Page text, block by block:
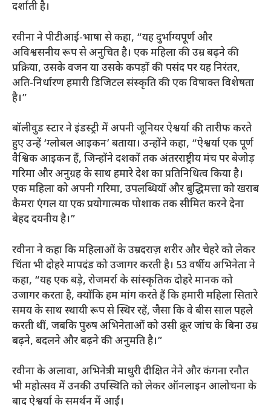
दर्शाती है।
रवीना ने पीटीआई-भाषा से कहा, “यह दुर्भाग्यपूर्ण और
अविश्वसनीय रूप से अनुचित है। एक महिला की उम्र बढ़ने की
प्रक्रिया, उसके वजन या उसके कपड़ों की पसंद पर यह निरंतर,
अति-निर्धारण हमारी डिजिटल संस्कृति की एक विषाक्त विशेषता
है।”
बॉलीवुड स्टार ने इंडस्ट्री में अपनी जूनियर ऐश्वर्या की तारीफ करते
हुए उन्हें ‘ग्लोबल आइकन’ बताया। उन्होंने कहा, “ऐश्वर्या एक पूर्ण
वैश्विक आइकन हैं, जिन्होंने दशकों तक अंतरराष्ट्रीय मंच पर बेजोड़
गरिमा और अनुग्रह के साथ हमारे देश का प्रतिनिधित्व किया है।
एक महिला को अपनी गरिमा, उपलब्धियों और बुद्धिमत्ता को खराब
कैमरा एंगल या एक प्रयोगात्मक पोशाक तक सीमित करने देना
बेहद दयनीय है।”
रवीना ने कहा कि महिलाओं के उम्रदराज़ शरीर और चेहरे को लेकर
चिंता भी दोहरे मापदंड को उजागर करती है। 53 वर्षीय अभिनेता ने
कहा, “यह एक बड़े, रोजमर्रा के सांस्कृतिक दोहरे मानक को
उजागर करता है, क्योंकि हम मांग करते हैं कि हमारी महिला सितारे
समय के साथ स्थायी रूप से स्थिर रहें, जैसा कि वे बीस साल पहले
करती थीं, जबकि पुरुष अभिनेताओं को उसी क्रूर जांच के बिना उम्र
बढ़ने, बदलने और बढ़ने की अनुमति है।”
रवीना के अलावा, अभिनेत्री माधुरी दीक्षित नेने और कंगना रनौत
भी महोत्सव में उनकी उपस्थिति को लेकर ऑनलाइन आलोचना के
बाद ऐश्वर्या के समर्थन में आईं।